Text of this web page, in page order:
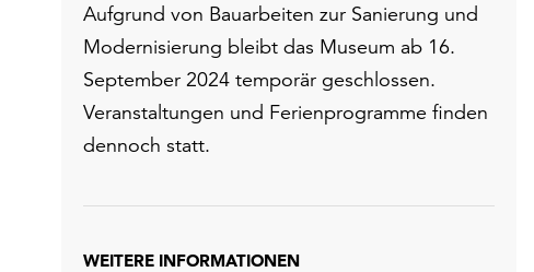
Aufgrund von Bauarbeiten zur Sanierung und
Modernisierung bleibt das Museum ab 16.
September 2024 temporär geschlossen.
Veranstaltungen und Ferienprogramme finden
dennoch statt.
WEITERE INFORMATIONEN